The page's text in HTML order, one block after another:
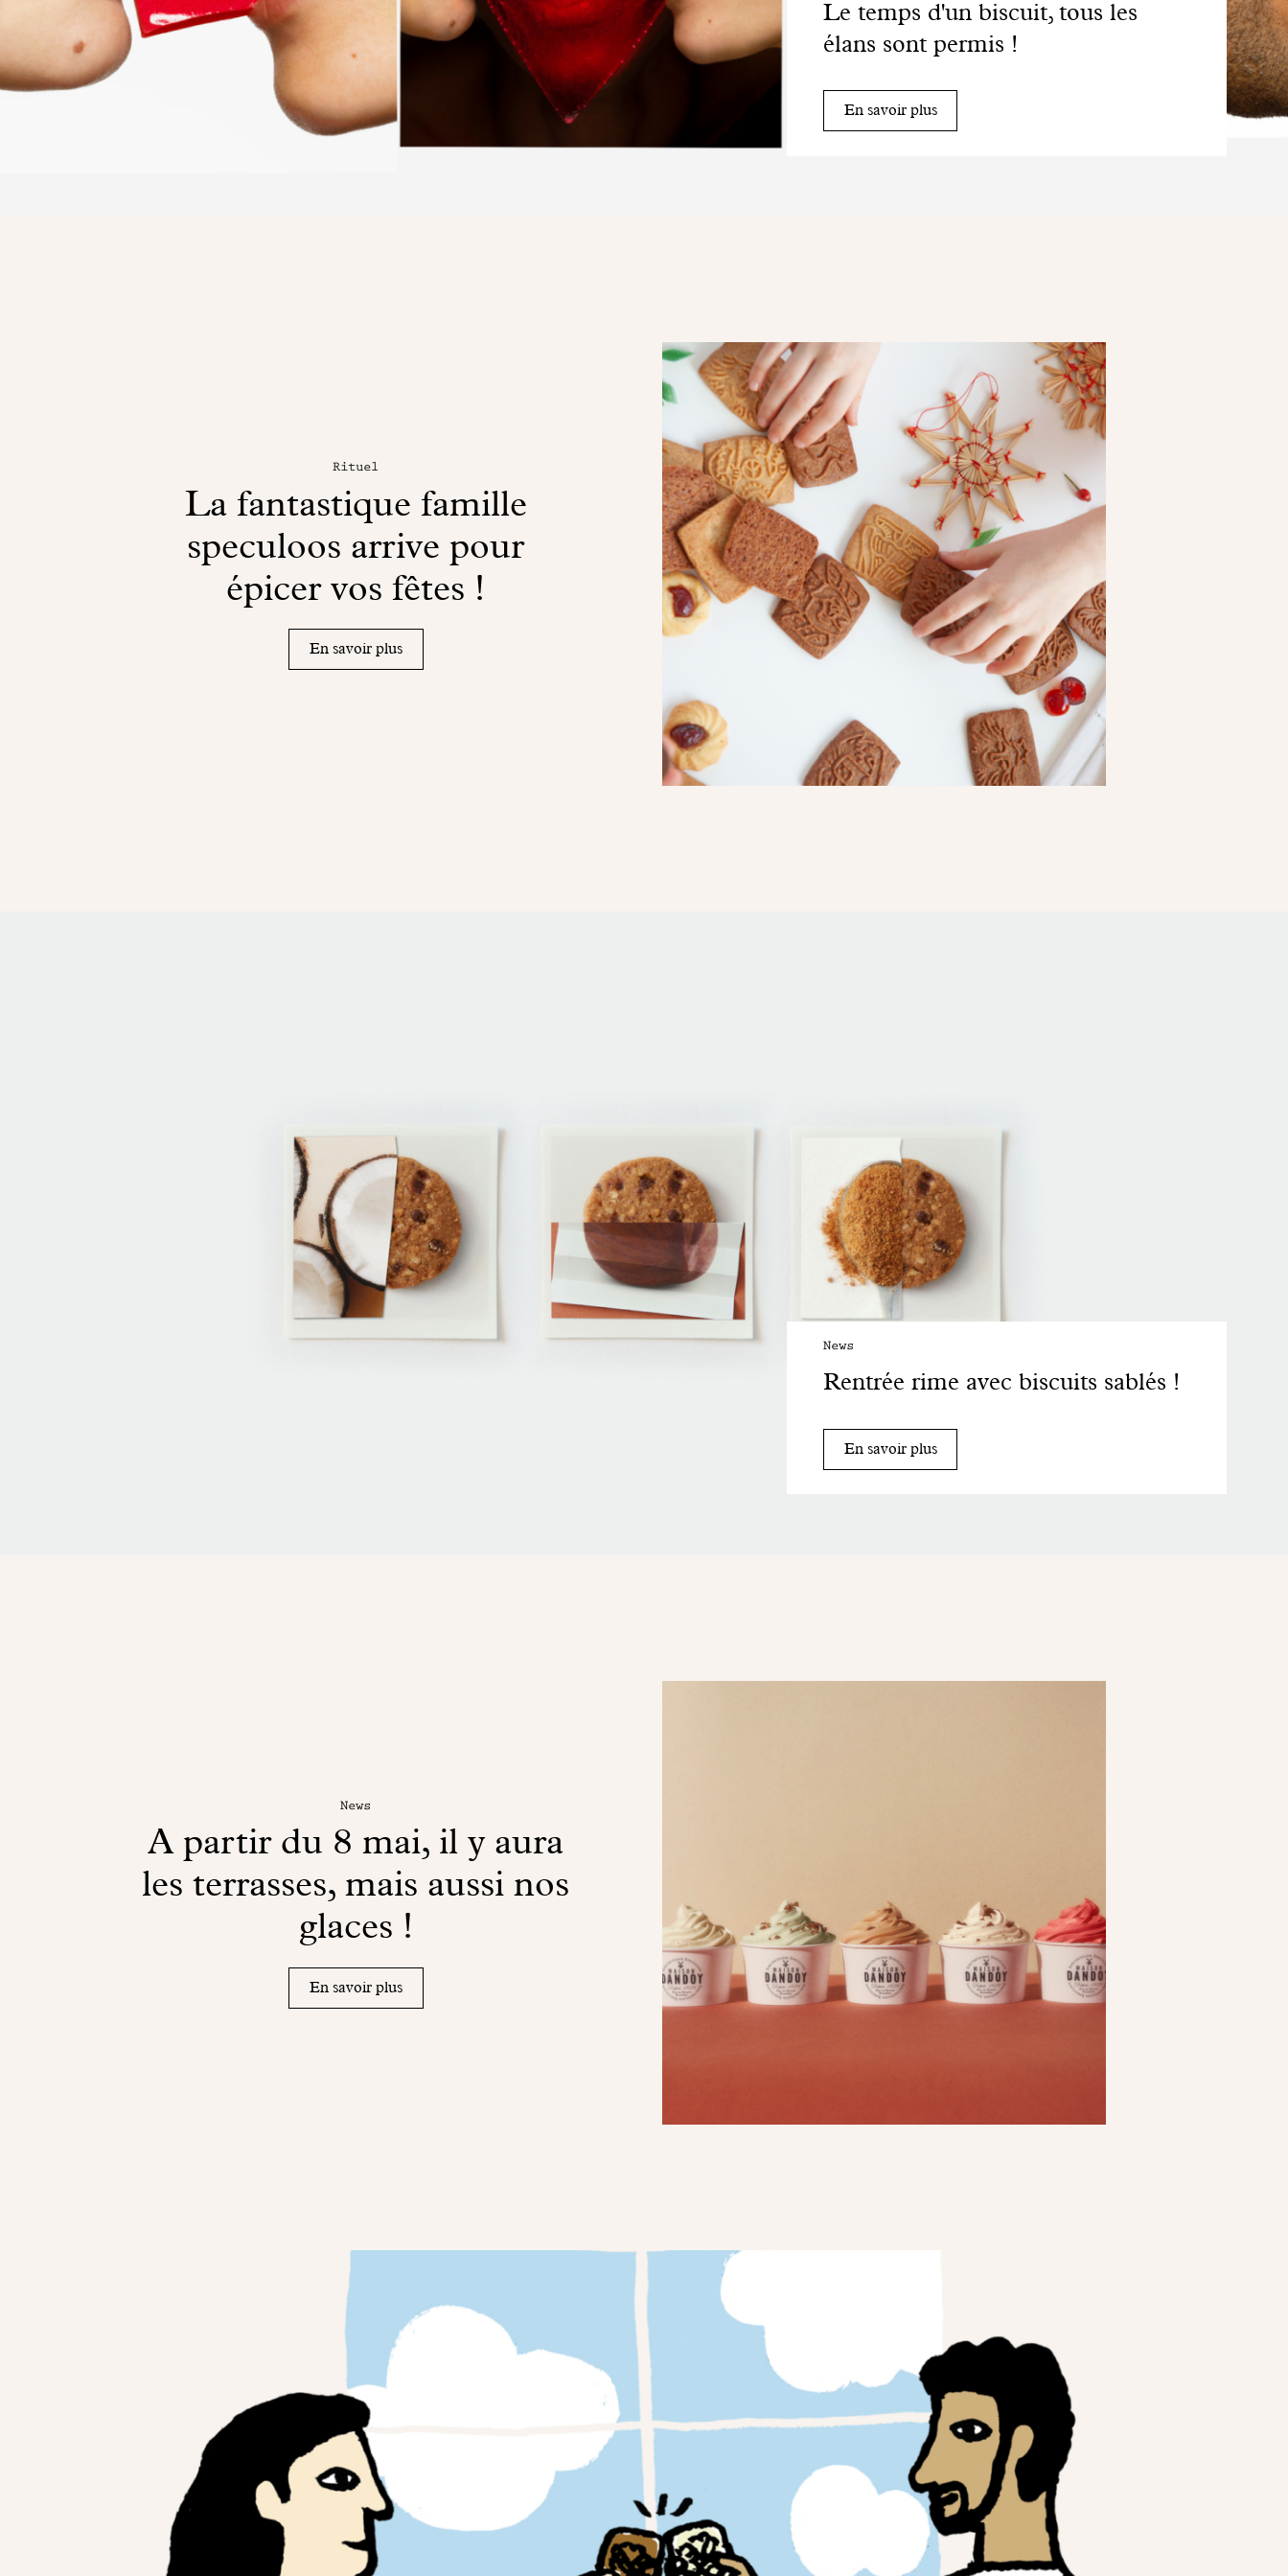
Le temps d'un biscuit, tous les
élans sont permis !
En savoir plus
Rituel
La fantastique famille
speculoos arrive pour
épicer vos fêtes !
En savoir plus
News
Rentrée rime avec biscuits sablés !
En savoir plus
News
A partir du 8 mai, il y aura
les terrasses, mais aussi nos
glaces !
En savoir plus